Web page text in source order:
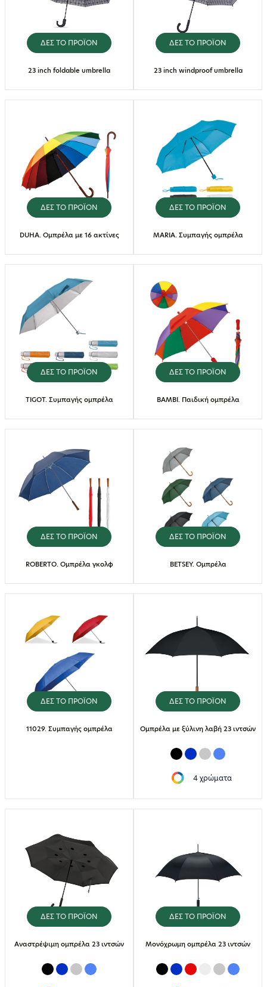
ΔΕΣ ΤΟ ΠΡΟΪΟΝ
23 inch foldable umbrella
ΔΕΣ ΤΟ ΠΡΟΪΟΝ
23 inch windproof umbrella
ΔΕΣ ΤΟ ΠΡΟΪΟΝ
DUHA. Ομπρέλα με 16 ακτίνες
ΔΕΣ ΤΟ ΠΡΟΪΟΝ
MARIA. Συμπαγής ομπρέλα
ΔΕΣ ΤΟ ΠΡΟΪΟΝ
TIGOT. Συμπαγής ομπρέλα
ΔΕΣ ΤΟ ΠΡΟΪΟΝ
BAMBI. Παιδική ομπρέλα
ΔΕΣ ΤΟ ΠΡΟΪΟΝ
ROBERTO. Ομπρέλα γκολφ
ΔΕΣ ΤΟ ΠΡΟΪΟΝ
BETSEY. Ομπρέλα
ΔΕΣ ΤΟ ΠΡΟΪΟΝ
11029. Συμπαγής ομπρέλα
ΔΕΣ ΤΟ ΠΡΟΪΟΝ
Ομπρέλα με ξύλινη λαβή 23 ιντσών
4 χρώματα
ΔΕΣ ΤΟ ΠΡΟΪΟΝ
Αναστρέψιμη ομπρέλα 23 ιντσών
ΔΕΣ ΤΟ ΠΡΟΪΟΝ
Μονόχρωμη ομπρέλα 23 ιντσών